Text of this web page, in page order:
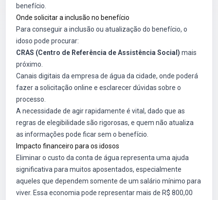
benefício.
Onde solicitar a inclusão no benefício
Para conseguir a inclusão ou atualização do benefício, o
idoso pode procurar:
CRAS (Centro de Referência de Assistência Social) mais
próximo.
Canais digitais da empresa de água da cidade, onde poderá
fazer a solicitação online e esclarecer dúvidas sobre o
processo.
A necessidade de agir rapidamente é vital, dado que as
regras de elegibilidade são rigorosas, e quem não atualiza
as informações pode ficar sem o benefício.
Impacto financeiro para os idosos
Eliminar o custo da conta de água representa uma ajuda
significativa para muitos aposentados, especialmente
aqueles que dependem somente de um salário mínimo para
viver. Essa economia pode representar mais de R$ 800,00